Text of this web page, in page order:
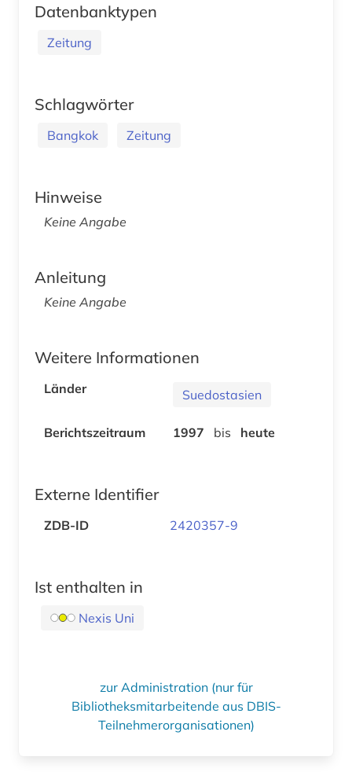
Datenbanktypen
Zeitung
Schlagwörter
Bangkok Zeitung
Hinweise
Keine Angabe
Anleitung
Keine Angabe
Weitere Informationen
Länder Suedostasien
Berichtszeitraum 1997 bis heute
Externe Identifier
ZDB-ID 2420357-9
Ist enthalten in
Nexis Uni
zur Administration (nur für
Bibliotheksmitarbeitende aus DBIS-
Teilnehmerorganisationen)